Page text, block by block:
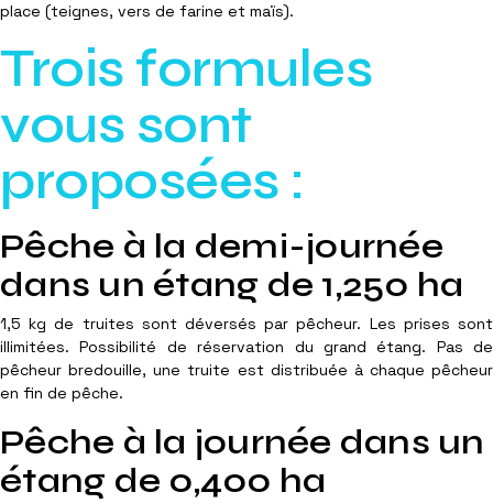
place (teignes, vers de farine et maïs).
Trois formules
vous sont
proposées :
Pêche à la demi-journée
dans un étang de 1,250 ha
1,5 kg de truites sont déversés par pêcheur. Les prises sont
illimitées. Possibilité de réservation du grand étang. Pas de
pêcheur bredouille, une truite est distribuée à chaque pêcheur
en fin de pêche.
Pêche à la journée dans un
étang de 0,400 ha